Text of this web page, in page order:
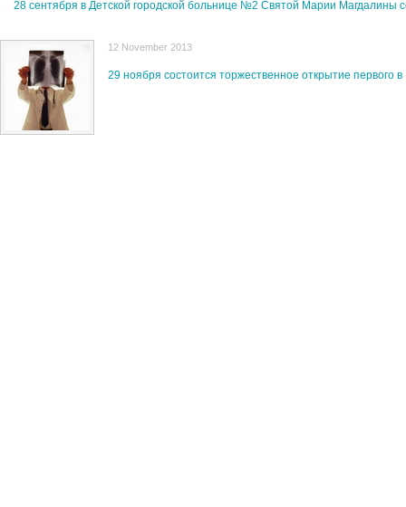
28 сентября в Детской городской больнице №2 Святой Марии Магдалины
12 November 2013
29 ноября состоится торжественное открытие первого